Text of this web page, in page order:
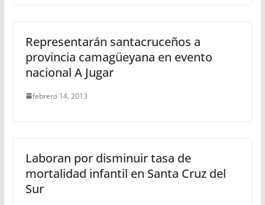
Representarán santacruceños a
provincia camagüeyana en evento
nacional A Jugar
febrero 14, 2013
Laboran por disminuir tasa de
mortalidad infantil en Santa Cruz del
Sur